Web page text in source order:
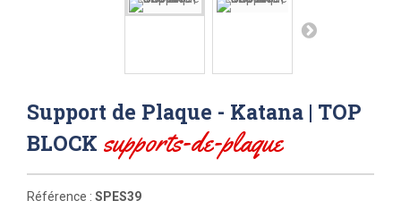
Support de Plaque - Katana | TOP
BLOCK supports-de-plaque
Référence : SPES39